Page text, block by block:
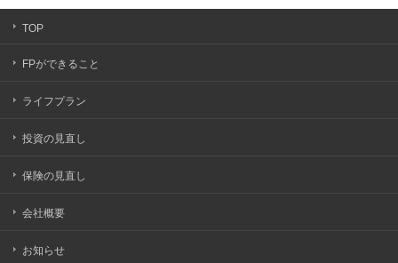
TOP
FPができること
ライフプラン
投資の見直し
保険の見直し
会社概要
お知らせ